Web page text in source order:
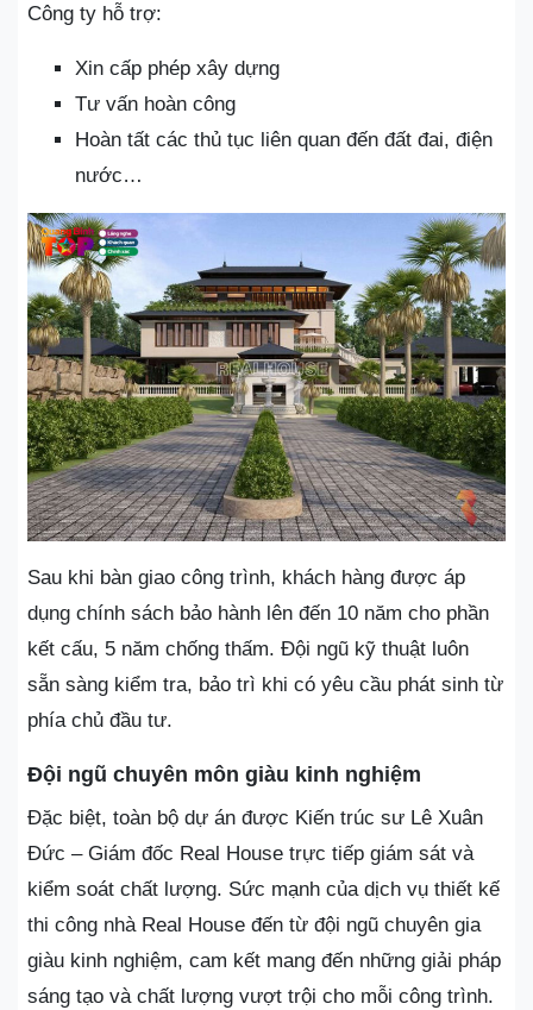
Công ty hỗ trợ:
Xin cấp phép xây dựng
Tư vấn hoàn công
Hoàn tất các thủ tục liên quan đến đất đai, điện
nước…
Sau khi bàn giao công trình, khách hàng được áp
dụng chính sách bảo hành lên đến 10 năm cho phần
kết cấu, 5 năm chống thấm. Đội ngũ kỹ thuật luôn
sẵn sàng kiểm tra, bảo trì khi có yêu cầu phát sinh từ
phía chủ đầu tư.
Đội ngũ chuyên môn giàu kinh nghiệm
Đặc biệt, toàn bộ dự án được Kiến trúc sư Lê Xuân
Đức – Giám đốc Real House trực tiếp giám sát và
kiểm soát chất lượng. Sức mạnh của dịch vụ thiết kế
thi công nhà Real House đến từ đội ngũ chuyên gia
giàu kinh nghiệm, cam kết mang đến những giải pháp
sáng tạo và chất lượng vượt trội cho mỗi công trình.